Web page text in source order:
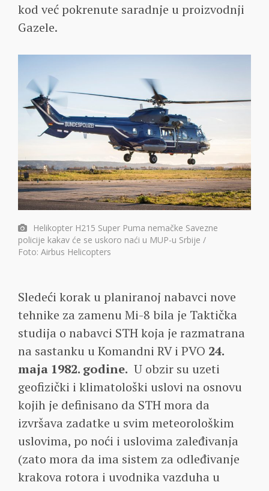
kod već pokrenute saradnje u proizvodnji
Gazele.
Helikopter H215 Super Puma nemačke Savezne
policije kakav će se uskoro naći u MUP-u Srbije /
Foto: Airbus Helicopters
Sledeći korak u planiranoj nabavci nove
tehnike za zamenu Mi-8 bila je Taktička
studija o nabavci STH koja je razmatrana
na sastanku u Komandni RV i PVO 24.
maja 1982. godine. U obzir su uzeti
geofizički i klimatološki uslovi na osnovu
kojih je definisano da STH mora da
izvršava zadatke u svim meteorološkim
uslovima, po noći i uslovima zaleđivanja
(zato mora da ima sistem za odleđivanje
krakova rotora i uvodnika vazduha u